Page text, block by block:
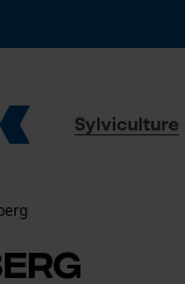
Sylviculture